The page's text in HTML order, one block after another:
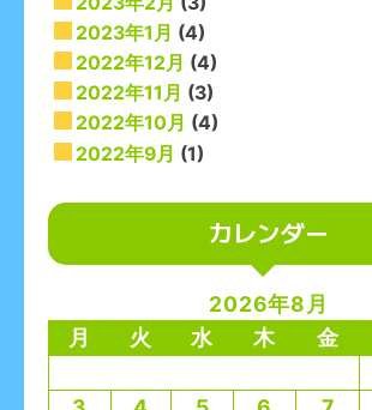
2023年1月 (4)
2022年12月 (4)
2022年11月 (3)
2022年10月 (4)
2022年9月 (1)
カレンダー
2026年8月
月
火 水 木 金